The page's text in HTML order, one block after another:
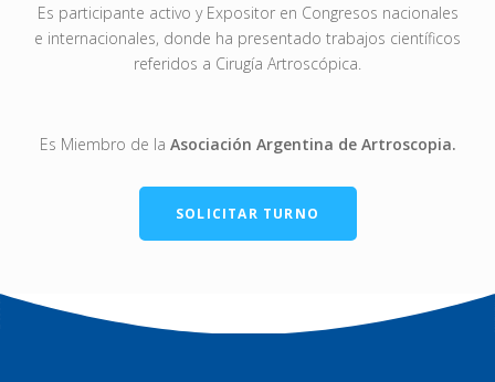
Es participante activo y Expositor en Congresos nacionales
e internacionales, donde ha presentado trabajos científicos
referidos a Cirugía Artroscópica.
Es Miembro de la Asociación Argentina de Artroscopia.
SOLICITAR TURNO